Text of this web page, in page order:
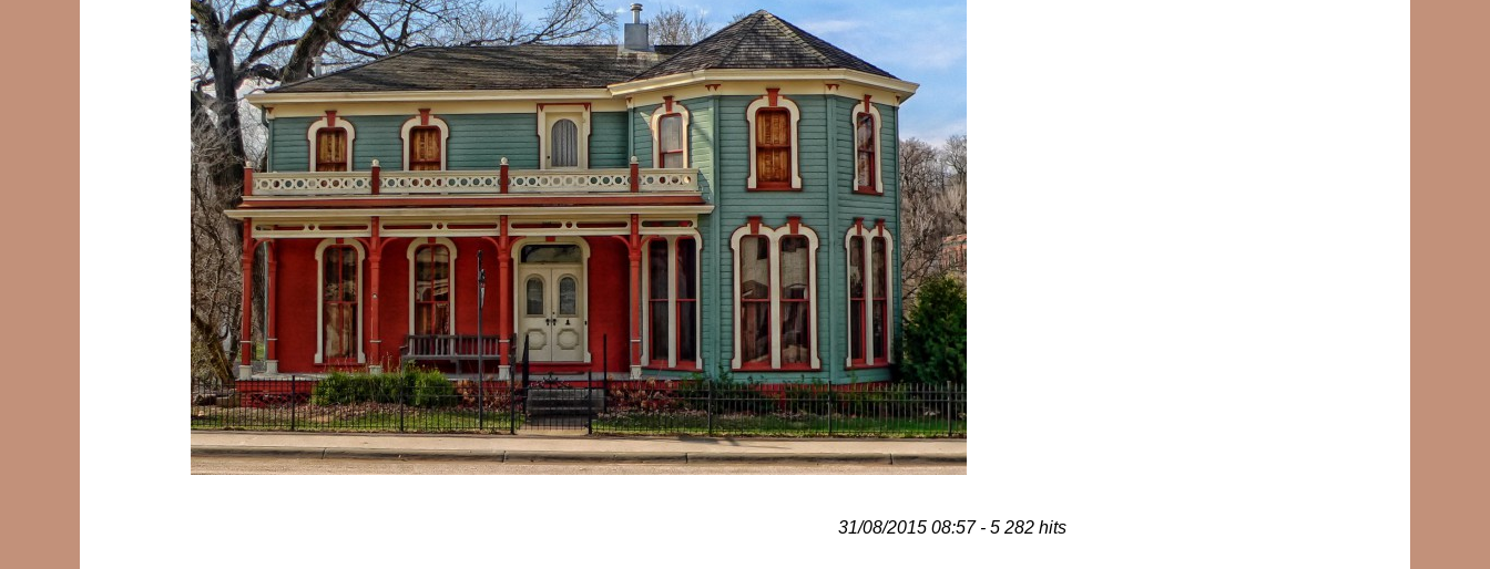
31/08/2015 08:57 - 5 282 hits